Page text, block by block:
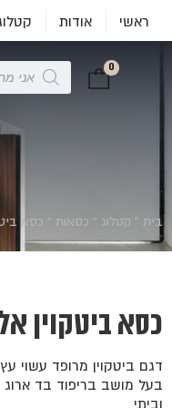
ראשי אודות
0
Products
search
בית » קטלוג » כסאות » כסא
כסא ביטקוין
דגם ביטקוין מרופד עשוי עץ
בעל מושב בריפוד בד
וביתי